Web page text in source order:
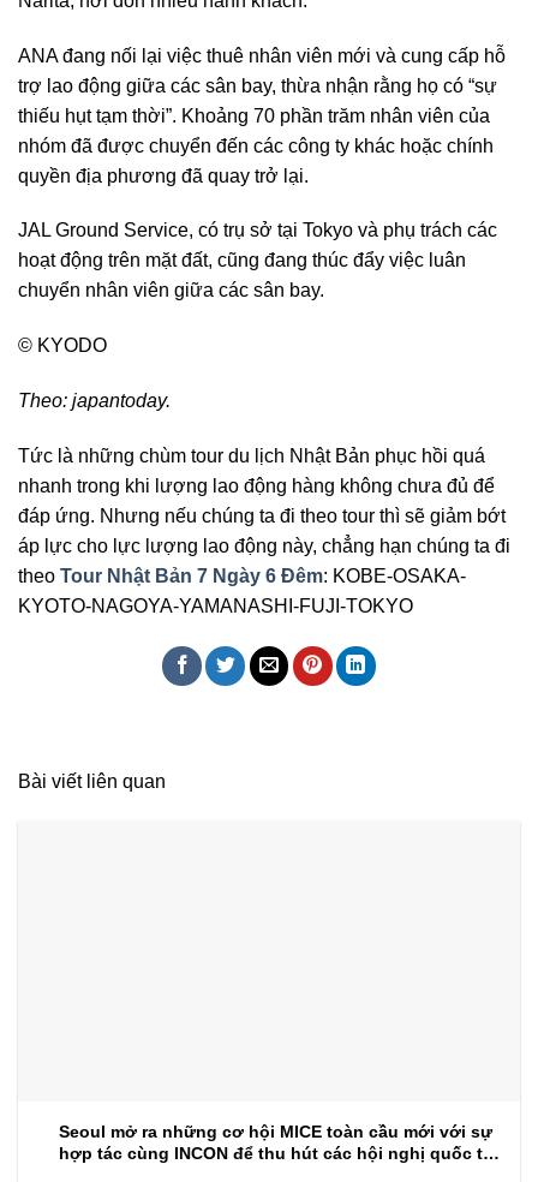
ANA đang nối lại việc thuê nhân viên mới và cung cấp hỗ
trợ lao động giữa các sân bay, thừa nhận rằng họ có “sự
thiếu hụt tạm thời”. Khoảng 70 phần trăm nhân viên của
nhóm đã được chuyển đến các công ty khác hoặc chính
quyền địa phương đã quay trở lại.
JAL Ground Service, có trụ sở tại Tokyo và phụ trách các
hoạt động trên mặt đất, cũng đang thúc đẩy việc luân
chuyển nhân viên giữa các sân bay.
© KYODO
Theo: japantoday.
Tức là những chùm tour du lịch Nhật Bản phục hồi quá
nhanh trong khi lượng lao động hàng không chưa đủ để
đáp ứng. Nhưng nếu chúng ta đi theo tour thì sẽ giảm bớt
áp lực cho lực lượng lao động này, chẳng hạn chúng ta đi
theo Tour Nhật Bản 7 Ngày 6 Đêm: KOBE-OSAKA-
KYOTO-NAGOYA-YAMANASHI-FUJI-TOKYO
Bài viết liên quan
Seoul mở ra những cơ hội MICE toàn cầu mới với sự
hợp tác cùng INCON để thu hút các hội nghị quốc tế